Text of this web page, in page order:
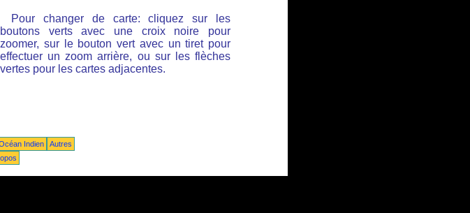
Pour changer de carte: cliquez sur les
boutons verts avec une croix noire pour
zoomer, sur le bouton vert avec un tiret pour
effectuer un zoom arrière, ou sur les flèches
vertes pour les cartes adjacentes.
Indien
Autres